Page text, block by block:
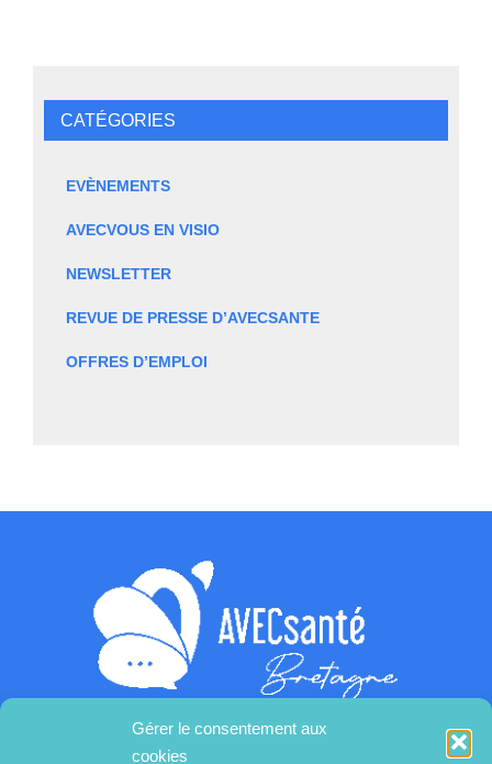
Gérer le consentement aux
cookies
CATÉGORIES
EVÈNEMENTS
AVECVOUS EN VISIO
NEWSLETTER
REVUE DE PRESSE D’AVECSANTE
OFFRES D’EMPLOI